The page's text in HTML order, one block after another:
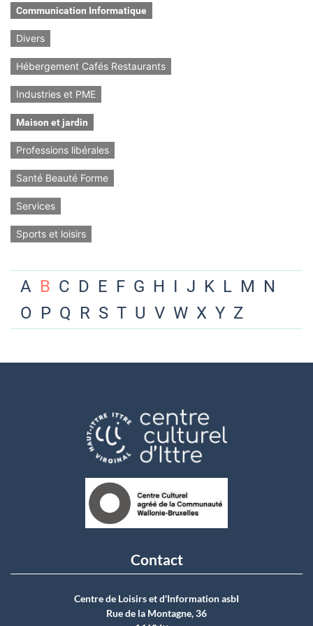
Communication Informatique
Divers
Hébergement Cafés Restaurants
Industries et PME
Maison et jardin
Professions libérales
Santé Beauté Forme
Services
Sports et loisirs
A B C D E F G H I J K L M N
O P Q R S T U V W X Y Z
Contact
Centre de Loisirs et d'Information asbI
Rue de la Montagne, 36